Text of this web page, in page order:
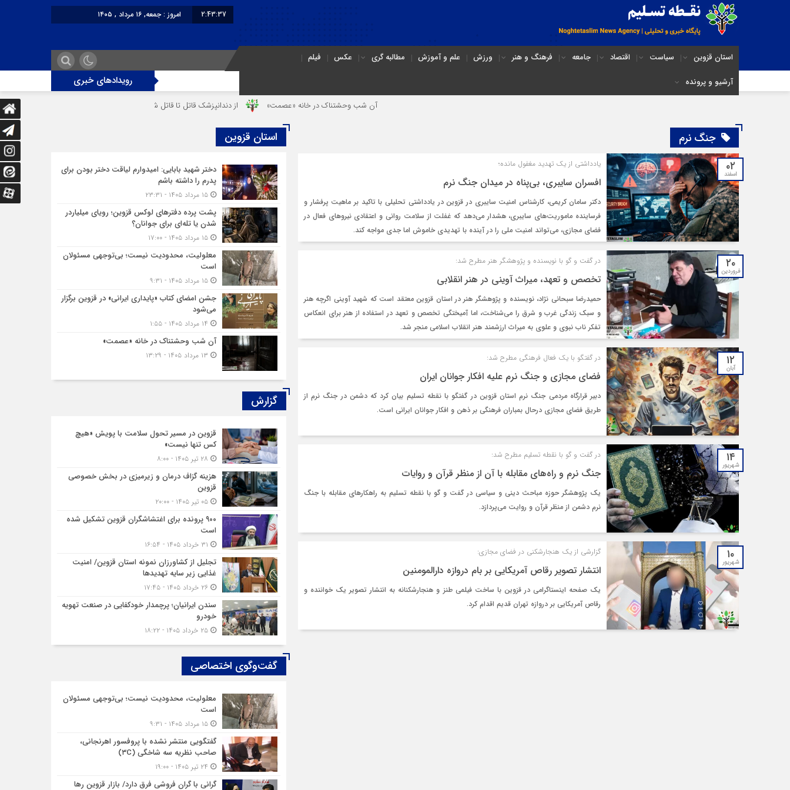
2:43:38
امروز : جمعه, ۱۶ مرداد , ۱۴۰۵
استان قزوین سیاست اقتصاد جامعه فرهنگ و هنر ورزش علم و آموزش مطالبه گری عکس
فیلم
آرشیو و پرونده
رویدادهای خبری
آن شب وحشتناک در خانه «عصمت» از دندانپزشک قاتل تا قاتل‌ شدن رستوران‌‌دار
جنگ نرم
۰۲
اسفند
یادداشتی از یک تهدید مغفول مانده؛
افسران سایبری، بی‌پناه در میدان جنگ نرم
دکتر سامان کریمی، کارشناس امنیت سایبری در قزوین در یادداشتی تحلیلی با تاکید بر ماهیت پرفشار و
فرساینده ماموریت‌های سایبری، هشدار می‌دهد که غفلت از سلامت روانی و اعتقادی نیروهای فعال در
فضای مجازی، می‌تواند امنیت ملی را در آینده با تهدیدی خاموش اما جدی مواجه کند.
۲۰
فروردین
در گفت و گو با نویسنده و پژوهشگر هنر مطرح شد:
تخصص و تعهد، میراث آوینی در هنر انقلابی
حمیدرضا سبحانی نژاد، نویسنده و پژوهشگر هنر در استان قزوین معتقد است که شهید آوینی اگرچه هنر
و سبک زندگی غرب و شرق را می‌شناخت، اما آمیختگی تخصص و تعهد در استفاده از هنر برای انعکاس
تفکر ناب نبوی و علوی به میراث ارزشمند هنر انقلاب اسلامی منجر شد.
۱۲
آبان
در گفتگو با یک فعال فرهنگی مطرح شد:
فضای مجازی و جنگ نرم علیه افکار جوانان ایران
دبیر قرارگاه مردمی جنگ نرم استان قزوین در گفتگو با نقطه تسلیم بیان کرد که دشمن در جنگ نرم از
طریق فضای مجازی درحال بمباران فرهنگی بر ذهن و افکار جوانان ایرانی است.
۱۴
شهریور
در گفت و گو با نقطه تسلیم مطرح شد:
جنگ نرم و راه‌های مقابله با آن از منظر قرآن و روایات
یک پژوهشگر حوزه مباحث دینی و سیاسی در گفت و گو با نقطه تسلیم به راهکارهای مقابله با جنگ
نرم دشمن از منظر قرآن و روایت می‌پردازد.
۱۰
شهریور
گزارشی از یک هنجارشکنی در فضای مجازی:
انتشار تصویر رقاص آمریکایی بر بام دروازه دارالمومنین
یک صفحه اینستاگرامی در قزوین با ساخت فیلمی طنز و هنجارشکنانه به انتشار تصویر یک خواننده و
رقاص آمریکایی بر دروازه تهران قدیم اقدام کرد.
استان قزوین
دختر شهید بابایی: امیدوارم لیاقت دختر بودن برای
پدرم را داشته باشم
۱۵ مرداد ۱۴۰۵ - ۲۳:۳۱
پشت پرده دفترهای لوکس قزوین؛ رویای میلیاردر
شدن یا تله‌ای برای جوانان؟
۱۵ مرداد ۱۴۰۵ - ۱۷:۰۰
معلولیت، محدودیت نیست؛ بی‌توجهی مسئولان
است
۱۵ مرداد ۱۴۰۵ - ۹:۳۱
جشن امضای کتاب «پایداری ایرانی» در قزوین برگزار
می‌شود
آن شب وحشتناک در خانه «عصمت»
گزارش‌
قزوین در مسیر تحول سلامت با پویش «هیچ‌
کس تنها نیست»
هزینه‌ گزاف درمان و زیرمیزی در بخش خصوصی
قزوین
۰۵ تیر ۱۴۰۵ - ۲۰:۰۰
۹۰۰ پرونده برای اغتشاشگران قزوین تشکیل شده
است
تجلیل از کشاورزان نمونه استان قزوین/ امنیت
غذایی زیر سایه تهدیدها
۲۶ خرداد ۱۴۰۵ - ۱۷:۴۵
سندن ایرانیان؛ پرچمدار خودکفایی در صنعت تهویه
خودرو
۲۵ خرداد ۱۴۰۵ - ۱۸:۲۲
گفت‌وگوی اختصاصی
معلولیت، محدودیت نیست؛ بی‌توجهی مسئولان
است
۱۵ مرداد ۱۴۰۵ - ۹:۳۱
گفتگویی منتشر نشده با پروفسور اهرنجانی،
صاحب نظریه سه‌ شاخگی (۳C)
گرانی با گران‌ فروشی فرق دارد/ بازار قزوین رها